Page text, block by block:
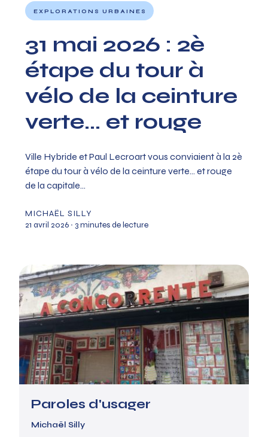
EXPLORATIONS URBAINES
31 mai 2026 : 2è
étape du tour à
vélo de la ceinture
verte... et rouge
Ville Hybride et Paul Lecroart vous conviaient à la 2è
étape du tour à vélo de la ceinture verte… et rouge
de la capitale...
MICHAËL SILLY
21 avril 2026 ∙ 3 minutes de lecture
Paroles d'usager
Michaël Silly